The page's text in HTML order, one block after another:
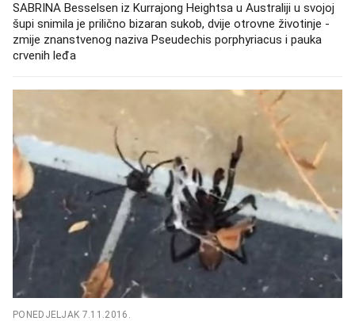
SABRINA Besselsen iz Kurrajong Heightsa u Australiji u svojoj
šupi snimila je prilično bizaran sukob, dvije otrovne životinje -
zmije znanstvenog naziva Pseudechis porphyriacus i pauka
crvenih leđa
PONEDJELJAK 7.11.2016.